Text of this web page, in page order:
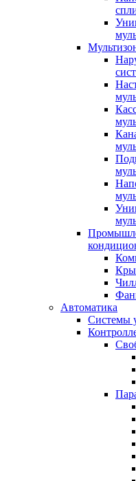
Автоматика
Системы